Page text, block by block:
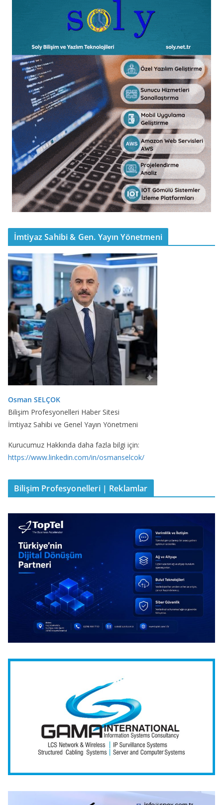
İmtiyaz Sahibi & Gen. Yayın Yönetmeni
Osman SELÇOK
Bilişim Profesyonelleri Haber Sitesi
İmtiyaz Sahibi ve Genel Yayın Yönetmeni
Kurucumuz Hakkında daha fazla bilgi için:
https://www.linkedin.com/in/osmanselcok/
Bilişim Profesyonelleri | Reklamlar